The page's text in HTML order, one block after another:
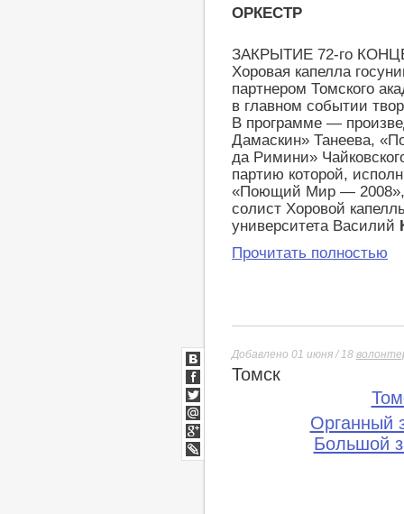
ОРКЕСТР
ЗАКРЫТИЕ 72-го
Хоровая капелла
партнером Томского
в главном событии
В программе —
Дамаскин» Танеева,
да Римини»
партию которой,
«Поющий Мир — 2008»,
солист Хоровой
университета Василий
Прочитать полностью
Добавлено 01 июня / 18
Томск
Органный
Большой
ВКонтакте
Facebook
Twitter
Мой
Мир
Google+
lj